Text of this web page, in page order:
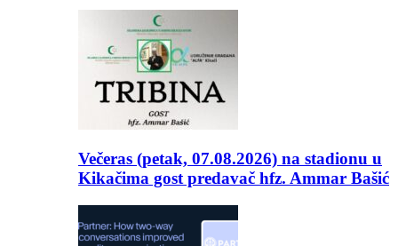
Večeras (petak, 07.08.2026) na stadionu u
Kikačima gost predavač hfz. Ammar Bašić